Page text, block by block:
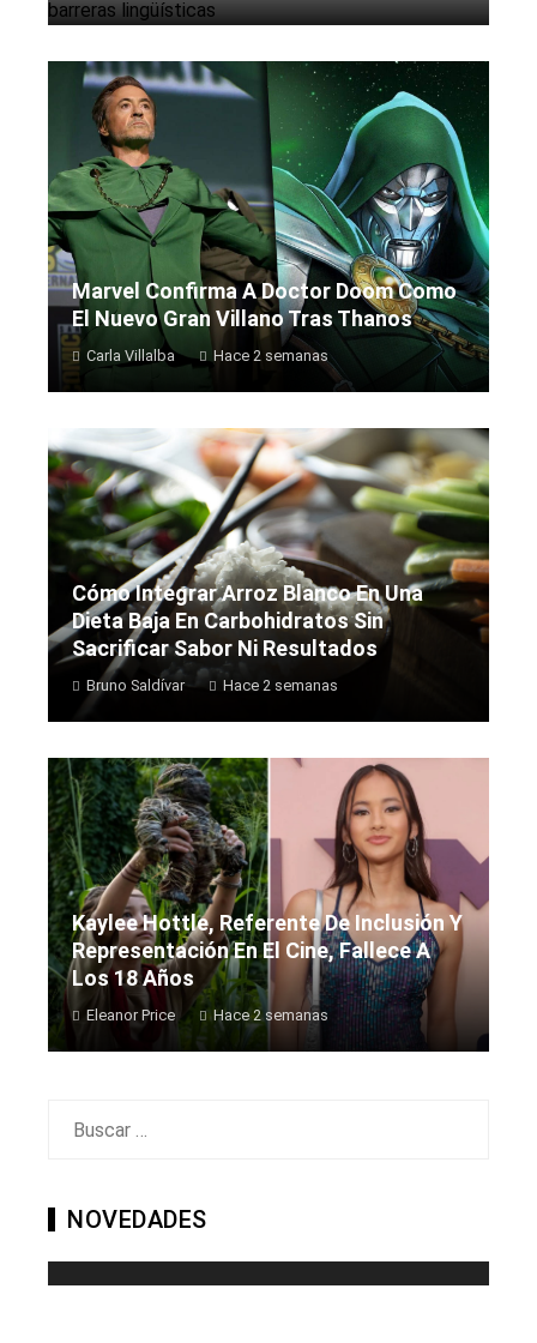
Marvel Confirma A Doctor Doom Como
El Nuevo Gran Villano Tras Thanos
Carla Villalba Hace 2 semanas
Cómo Integrar Arroz Blanco En Una
Dieta Baja En Carbohidratos Sin
Sacrificar Sabor Ni Resultados
Bruno Saldívar Hace 2 semanas
Kaylee Hottle, Referente De Inclusión Y
Representación En El Cine, Fallece A
Los 18 Años
Eleanor Price Hace 2 semanas
NOVEDADES